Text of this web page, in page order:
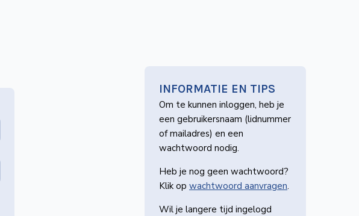
INFORMATIE EN TIPS
Om te kunnen inloggen, heb je
een gebruikers­naam (lidnummer
of mailadres) en een
wachtwoord nodig.
Heb je nog geen wachtwoord?
Klik op wachtwoord aanvragen.
Wil je langere tijd ingelogd